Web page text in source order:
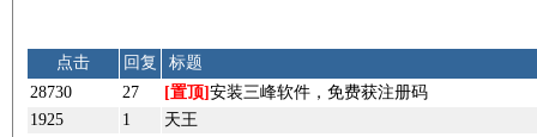
点击 回复
标题
28730
27 [置顶] 安装三峰软件，免费获注册码
1925
1
天王